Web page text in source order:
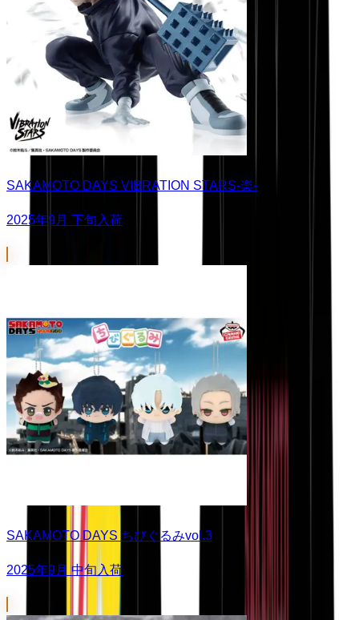
SAKAMOTO DAYS VIBRATION STARS-楽-
2025年9月 下旬入荷
SAKAMOTO DAYS ちびぐるみvol.3
2025年9月 中旬入荷